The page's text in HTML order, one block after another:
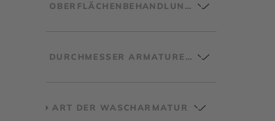
OBERFLÄCHENBEHANDLUNG
DURCHMESSER ARMATURENBOHRUNG
ART DER WASCHARMATUR